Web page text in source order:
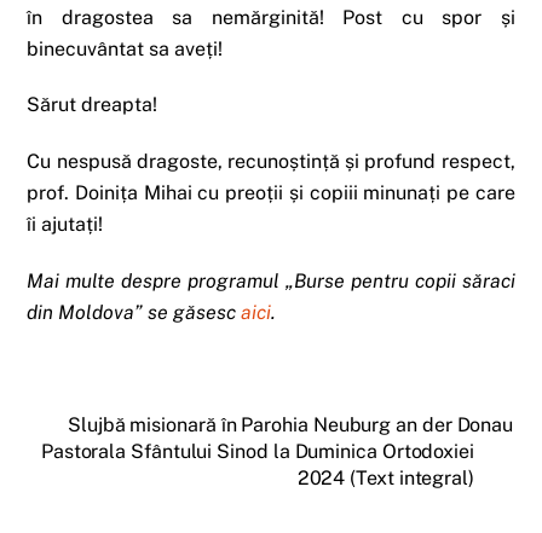
în dragostea sa nemărginită! Post cu spor și
binecuvântat sa aveți!
Sărut dreapta!
Cu nespusă dragoste, recunoștință și profund respect,
prof. Doinița Mihai cu preoții și copiii minunați pe care
îi ajutați!
Mai multe despre programul „Burse pentru copii săraci
din Moldova” se găsescaici.
Slujbă misionară în Parohia Neuburg an der Donau
Pastorala Sfântului Sinod la Duminica Ortodoxiei
2024 (Text integral)